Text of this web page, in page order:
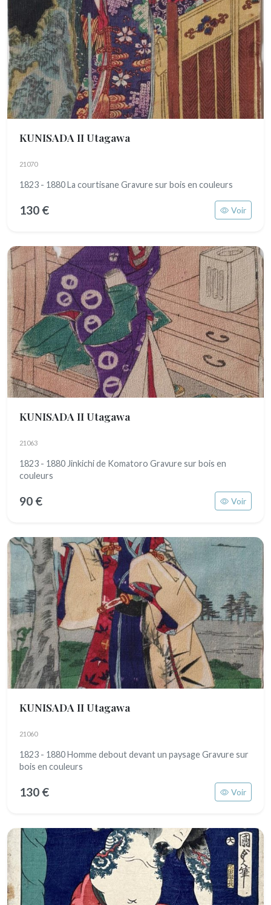
KUNISADA II Utagawa
21070
1823 - 1880 La courtisane Gravure sur bois en couleurs
130 € Voir
KUNISADA II Utagawa
21063
1823 - 1880 Jinkichi de Komatoro Gravure sur bois en
couleurs
90 € Voir
KUNISADA II Utagawa
21060
1823 - 1880 Homme debout devant un paysage Gravure sur
bois en couleurs
130 € Voir